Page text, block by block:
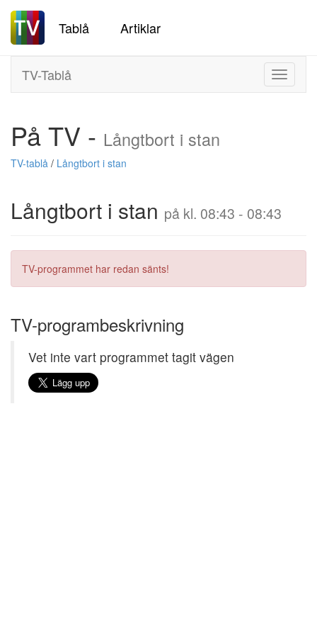
Tablå Artiklar
Toggle
TV-Tablå
På TV - Långtbort i stan
TV-tablå / Långtbort i stan
Långtbort i stan på kl. 08:43 - 08:43
TV-programmet har redan sänts!
TV-programbeskrivning
Vet inte vart programmet tagit vägen